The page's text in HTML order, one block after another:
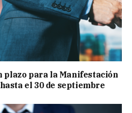
plazo para la Manifestación
el 30 de septiembre